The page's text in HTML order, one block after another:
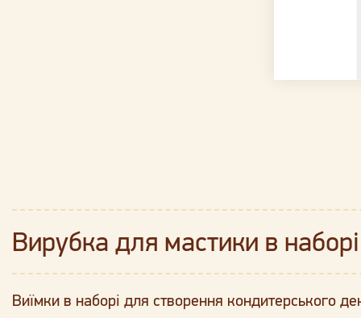
Вирубка для мастики в
Виїмки в наборі для створення кондитерського